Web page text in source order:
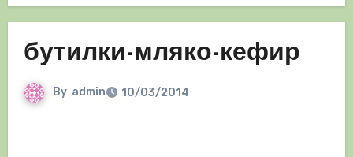
бутилки-мляко-кефир
By admin 10/03/2014